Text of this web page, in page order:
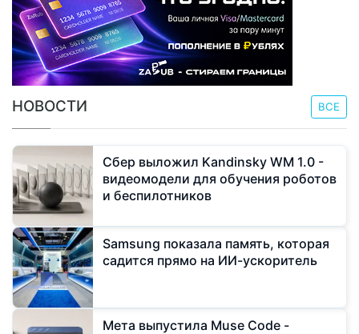
НОВОСТИ ВСЕ
Сбер выложил Kandinsky WM 1.0 -
видеомодели для обучения роботов
и беспилотников
Samsung показала память, которая
садится прямо на ИИ-ускоритель
Мeта выпустила Muse Code -